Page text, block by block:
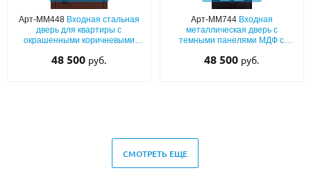
Арт-ММ448 Входная стальная
дверь для квартиры с
окрашенными коричневыми
вертикальной бугельной ручкой
48 500 руб.
Арт-ММ744 Входная
металлическая дверь с
темными панелями МДФ с
верхней фрамугой
48 500 руб.
СМОТРЕТЬ ЕЩЕ